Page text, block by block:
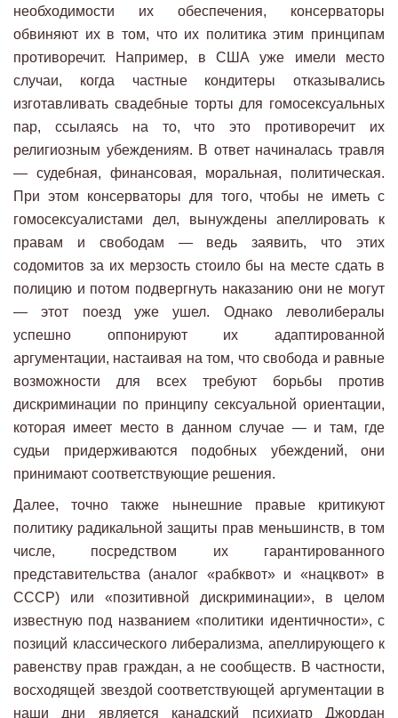
необходимости их обеспечения, консерваторы
обвиняют их в том, что их политика этим принципам
противоречит. Например, в США уже имели место
случаи, когда частные кондитеры отказывались
изготавливать свадебные торты для гомосексуальных
пар, ссылаясь на то, что это противоречит их
религиозным убеждениям. В ответ начиналась травля
— судебная, финансовая, моральная, политическая.
При этом консерваторы для того, чтобы не иметь с
гомосексуалистами дел, вынуждены апеллировать к
правам и свободам — ведь заявить, что этих
содомитов за их мерзость стоило бы на месте сдать в
полицию и потом подвергнуть наказанию они не могут
— этот поезд уже ушел. Однако леволибералы
успешно оппонируют их адаптированной
аргументации, настаивая на том, что свобода и равные
возможности для всех требуют борьбы против
дискриминации по принципу сексуальной ориентации,
которая имеет место в данном случае — и там, где
судьи придерживаются подобных убеждений, они
принимают соответствующие решения.
Далее, точно также нынешние правые критикуют
политику радикальной защиты прав меньшинств, в том
числе, посредством их гарантированного
представительства (аналог «рабквот» и «нацквот» в
СССР) или «позитивной дискриминации», в целом
известную под названием «политики идентичности», с
позиций классического либерализма, апеллирующего к
равенству прав граждан, а не сообществ. В частности,
восходящей звездой соответствующей аргументации в
наши дни является канадский психиатр Джордан